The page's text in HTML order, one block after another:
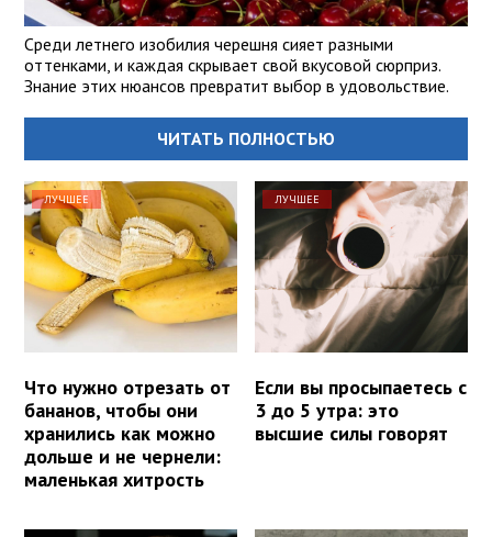
Среди летнего изобилия черешня сияет разными
оттенками, и каждая скрывает свой вкусовой сюрприз.
Знание этих нюансов превратит выбор в удовольствие.
ЧИТАТЬ ПОЛНОСТЬЮ
ЛУЧШЕЕ
Что нужно отрезать от
бананов, чтобы они
хранились как можно
дольше и не чернели:
маленькая хитрость
ЛУЧШЕЕ
Если вы просыпаетесь с
3 до 5 утра: это
высшие силы говорят